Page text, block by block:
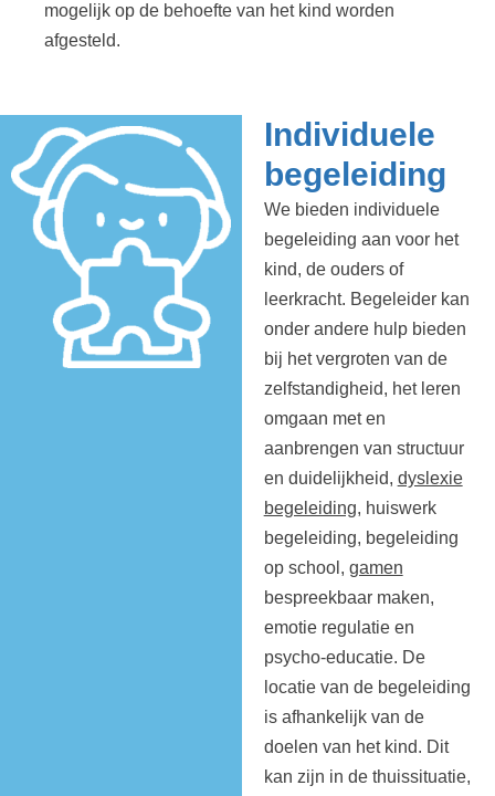
mogelijk op de behoefte van het kind worden
afgesteld.
Individuele
begeleiding
We bieden individuele
begeleiding aan voor het
kind, de ouders of
leerkracht. Begeleider kan
onder andere hulp bieden
bij het vergroten van de
zelfstandigheid, het leren
omgaan met en
aanbrengen van structuur
en duidelijkheid, dyslexie
begeleiding, huiswerk
begeleiding, begeleiding
op school, gamen
bespreekbaar maken,
emotie regulatie en
psycho-educatie. De
locatie van de begeleiding
is afhankelijk van de
doelen van het kind. Dit
kan zijn in de thuissituatie,